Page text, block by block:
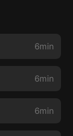
6min
6min
6min